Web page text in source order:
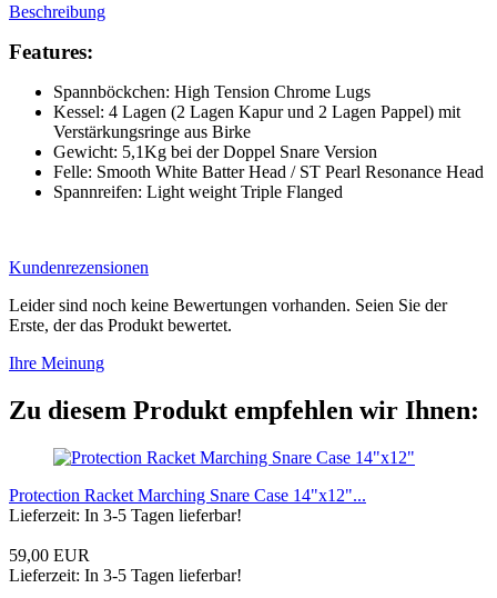
Beschreibung
Features:
Spannböckchen: High Tension Chrome Lugs
Kessel: 4 Lagen (2 Lagen Kapur und 2 Lagen Pappel) mit
Verstärkungsringe aus Birke
Gewicht: 5,1Kg bei derDoppel Snare Version
Felle: Smooth White Batter Head / ST Pearl Resonance Head
Spannreifen: Light weight Triple Flanged
Kundenrezensionen
Leider sind noch keine Bewertungen vorhanden. Seien Sie der
Erste, der das Produkt bewertet.
Ihre Meinung
Zu diesem Produkt empfehlen wir Ihnen:
Protection Racket Marching Snare Case 14"x12"...
Lieferzeit: In 3-5 Tagen lieferbar!
59,00 EUR
Lieferzeit: In 3-5 Tagen lieferbar!